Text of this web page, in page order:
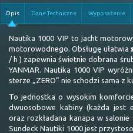
Opis Dane Techniczne Wyposażenie
Nautika 1000 VIP to jacht
motorowodnego. Obsługę ułatwia
/ h ) zapewnia świetnie dobrana
YANMAR. Nautika 1000 VIP
sterze „ZERO” nie schodzi sama z
To jednostka o wysokim
dwuosobowe kabiny (każda jest
oraz rozkładana kanapa w
Sundeck Nautiki 1000 jest